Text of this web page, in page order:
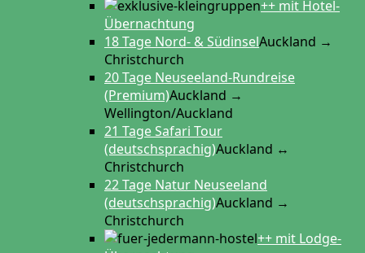
++ mit Hotel-
Übernachtung
18 Tage Nord- & SüdinselAuckland →
Christchurch
20 Tage Neuseeland-Rundreise
(Premium)Auckland →
Wellington/Auckland
21 Tage Safari Tour
(deutschsprachig)Auckland ↔
Christchurch
22 Tage Natur Neuseeland
(deutschsprachig)Auckland →
Christchurch
++ mit Lodge-